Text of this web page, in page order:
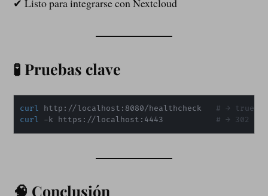
✔ Listo para integrarse con Nextcloud
🧪 Pruebas clave
curl http://localhost:8080/healthcheck # → true
curl -k https://localhost:4443 # → 302
🧠 Conclusión